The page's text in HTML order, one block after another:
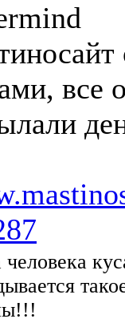
все
человека